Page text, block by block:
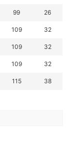
99 26
109 32
109 32
109 32
115 38